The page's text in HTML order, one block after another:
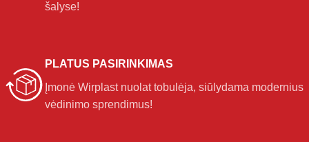
šalyse!
PLATUS PASIRINKIMAS
Įmonė Wirplast nuolat tobulėja, siūlydama modernius
vėdinimo sprendimus!